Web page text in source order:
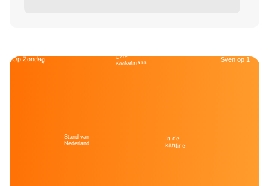
Op Zondag
Stand van
Nederland
Café
Kockelmann
In de
kantine
Sven op 1